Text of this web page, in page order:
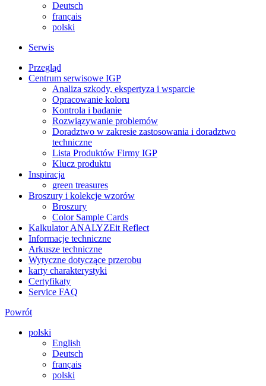
Deutsch
français
polski
Serwis
Przegląd
Centrum serwisowe IGP
Analiza szkody, ekspertyza i wsparcie
Opracowanie koloru
Kontrola i badanie
Rozwiązywanie problemów
Doradztwo w zakresie zastosowania i doradztwo
techniczne
Lista Produktów Firmy IGP
Klucz produktu
Inspiracja
green treasures
Broszury i kolekcje wzorów
Broszury
Color Sample Cards
Kalkulator ANALYZEit Reflect
Informacje techniczne
Arkusze techniczne
Wytyczne dotyczące przerobu
karty charakterystyki
Certyfikaty
Service FAQ
Powrót
polski
English
Deutsch
français
polski